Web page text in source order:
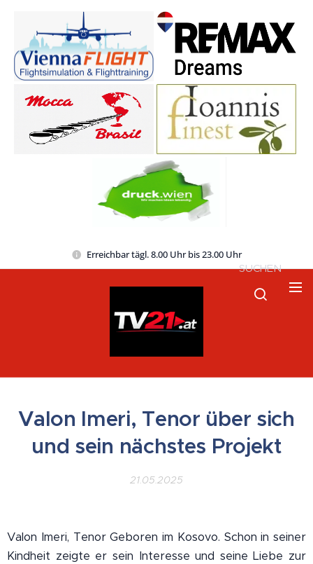
Erreichbar tägl. 8.00 Uhr bis 23.00 Uhr
SUCHEN
Valon Imeri, Tenor über sich
und sein nächstes Projekt
21.05.2025
Valon Imeri, Tenor Geboren im Kosovo. Schon in seiner
Kindheit zeigte er sein Interesse und seine Liebe zur